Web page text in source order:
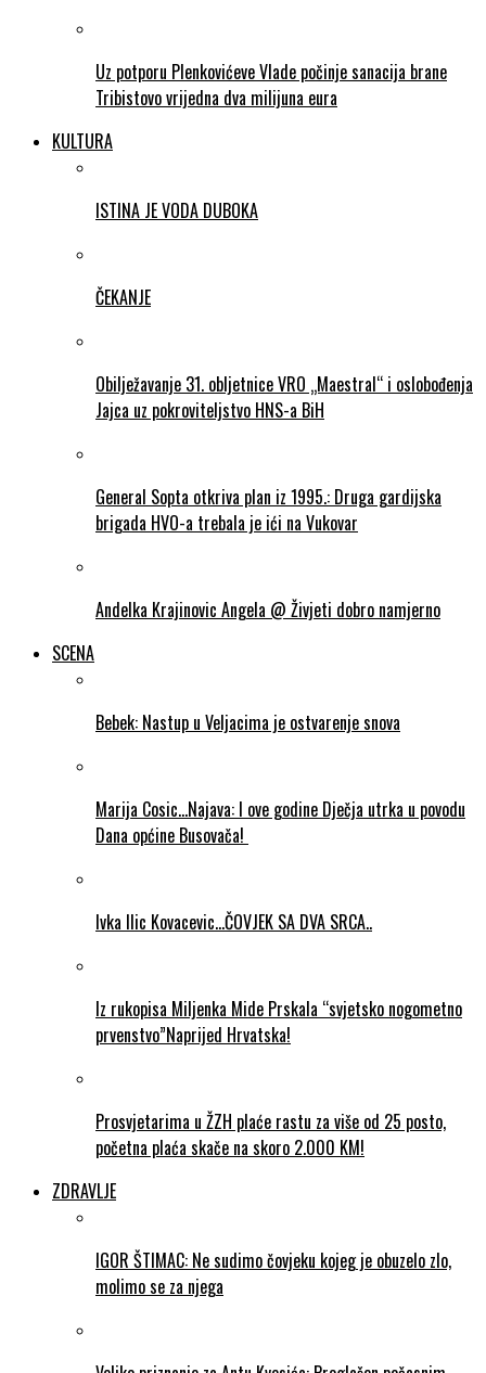
Uz potporu Plenkovićeve Vlade počinje sanacija brane
Tribistovo vrijedna dva milijuna eura
KULTURA
ISTINA JE VODA DUBOKA
ČEKANJE
Obilježavanje 31. obljetnice VRO „Maestral“ i oslobođenja
Jajca uz pokroviteljstvo HNS-a BiH
General Sopta otkriva plan iz 1995.: Druga gardijska
brigada HVO-a trebala je ići na Vukovar
Andelka Krajinovic Angela @ Živjeti dobro namjerno
SCENA
Bebek: Nastup u Veljacima je ostvarenje snova
Marija Cosic…Najava: I ove godine Dječja utrka u povodu
Dana općine Busovača!
Ivka Ilic Kovacevic…ČOVJEK SA DVA SRCA..
Iz rukopisa Miljenka Mide Prskala “svjetsko nogometno
prvenstvo”Naprijed Hrvatska!
Prosvjetarima u ŽZH plaće rastu za više od 25 posto,
početna plaća skače na skoro 2.000 KM!
ZDRAVLJE
IGOR ŠTIMAC: Ne sudimo čovjeku kojeg je obuzelo zlo,
molimo se za njega